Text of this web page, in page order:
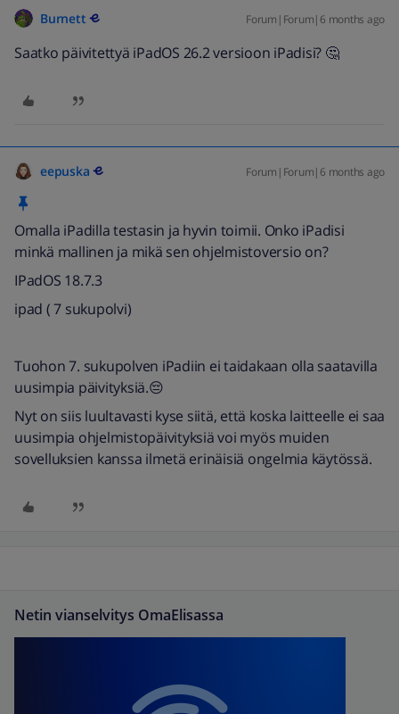
Burnett Forum|Forum|6 months ago
Saatko päivitettyä iPadOS 26.2 versioon iPadisi? 🤔
eepuska Forum|Forum|6 months ago
Omalla iPadilla testasin ja hyvin toimii. Onko iPadisi
minkä mallinen ja mikä sen ohjelmistoversio on?
IPadOS 18.7.3
ipad ( 7 sukupolvi)
Tuohon 7. sukupolven iPadiin ei taidakaan olla saatavilla
uusimpia päivityksiä.😔
Nyt on siis luultavasti kyse siitä, että koska laitteelle ei saa
uusimpia ohjelmistopäivityksiä voi myös muiden
sovelluksien kanssa ilmetä erinäisiä ongelmia käytössä.
Netin vianselvitys OmaElisassa